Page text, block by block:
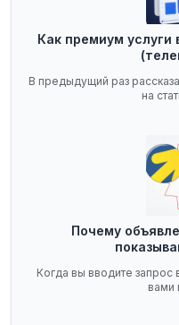
Как премиум услуги
В предыдущий раз
на
Почему
Когда вы вводите
вами